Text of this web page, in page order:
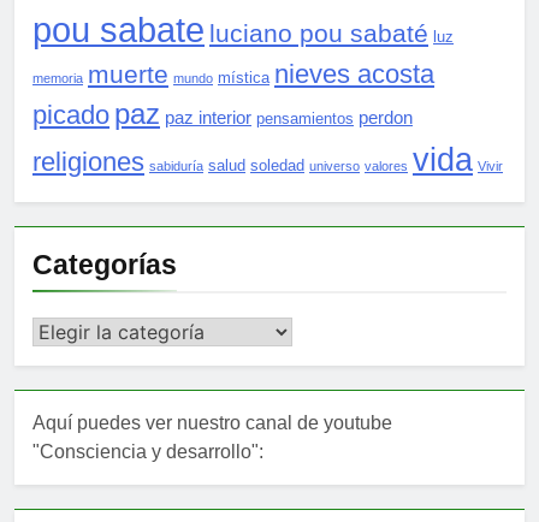
pou sabate luciano pou sabaté luz
memoria muerte mundo mística nieves acosta
picado paz paz interior pensamientos perdon
religiones sabiduría salud soledad universo valores vida Vivir
Categorías
Categorías
Aquí puedes ver nuestro canal de youtube
"Consciencia y desarrollo":